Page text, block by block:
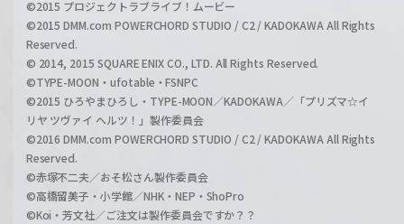
©2015 プロジェクトラブライブ！ムービー
©2015 DMM.com POWERCHORD STUDIO / C2 / KADOKAWA All Rights
Reserved.
© 2014, 2015 SQUARE ENIX CO., LTD. All Rights Reserved.
©TYPE-MOON・ufotable・FSNPC
©2015 ひろやまひろし・TYPE-MOON／KADOKAWA／「プリズマ☆イ
リヤ ツヴァイ ヘルツ！」製作委員会
©2016 DMM.com POWERCHORD STUDIO / C2 / KADOKAWA All Rights
Reserved.
©赤塚不二夫／おそ松さん製作委員会
©高橋留美子・小学館／NHK・NEP・ShoPro
©Koi・芳文社／ご注文は製作委員会ですか？？